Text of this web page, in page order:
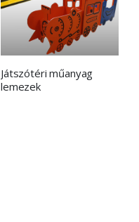
Játszótéri műanyag
lemezek